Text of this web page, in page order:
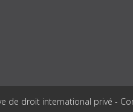
de droit international privé -